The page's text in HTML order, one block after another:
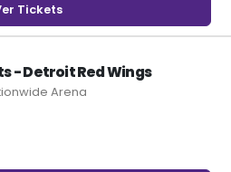
Tickets
- Detroit Red Wings
Arena